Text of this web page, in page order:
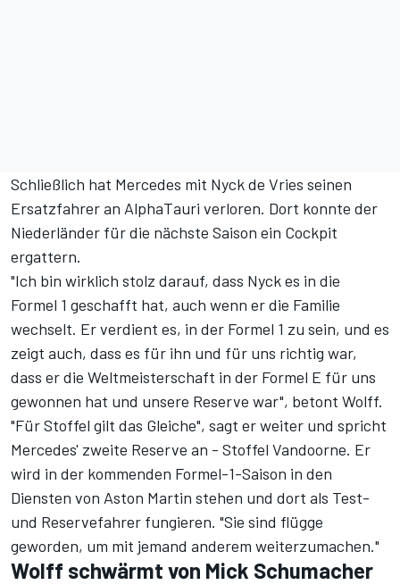
Schließlich hat Mercedes mit Nyck de Vries seinen
Ersatzfahrer an AlphaTauri verloren. Dort konnte der
Niederländer für die nächste Saison ein Cockpit
ergattern.
"Ich bin wirklich stolz darauf, dass Nyck es in die
Formel 1 geschafft hat, auch wenn er die Familie
wechselt. Er verdient es, in der Formel 1 zu sein, und es
zeigt auch, dass es für ihn und für uns richtig war,
dass er die Weltmeisterschaft in der Formel E für uns
gewonnen hat und unsere Reserve war", betont Wolff.
"Für Stoffel gilt das Gleiche", sagt er weiter und spricht
Mercedes' zweite Reserve an - Stoffel Vandoorne. Er
wird in der kommenden Formel-1-Saison in den
Diensten von Aston Martin stehen und dort als Test-
und Reservefahrer fungieren. "Sie sind flügge
geworden, um mit jemand anderem weiterzumachen."
Wolff schwärmt von Mick Schumacher